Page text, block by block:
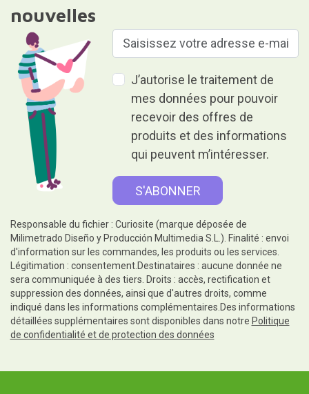
nouvelles
J’autorise le traitement de
mes données pour pouvoir
recevoir des offres de
produits et des informations
qui peuvent m’intéresser.
Responsable du fichier : Curiosite (marque déposée de
Milimetrado Diseño y Producción Multimedia S.L.). Finalité : envoi
d'information sur les commandes, les produits ou les services.
Légitimation : consentement.Destinataires : aucune donnée ne
sera communiquée à des tiers. Droits : accès, rectification et
suppression des données, ainsi que d'autres droits, comme
indiqué dans les informations complémentaires.Des informations
détaillées supplémentaires sont disponibles dans notre Politique
de confidentialité et de protection des données